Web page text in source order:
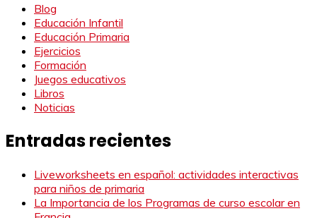
Blog
Educación Infantil
Educación Primaria
Ejercicios
Formación
Juegos educativos
Libros
Noticias
Entradas recientes
Liveworksheets en español: actividades interactivas
para niños de primaria
La Importancia de los Programas de curso escolar en